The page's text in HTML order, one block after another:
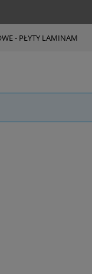
- PŁYTY LAMINAM